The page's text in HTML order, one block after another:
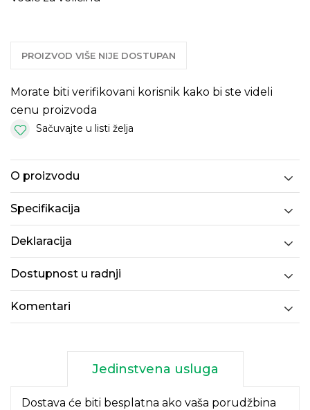
PROIZVOD VIŠE NIJE DOSTUPAN
Morate biti verifikovani korisnik kako bi ste videli
cenu proizvoda
Sačuvajte u listi želja
O proizvodu
Specifikacija
Deklaracija
Dostupnost u radnji
Komentari
Jedinstvena usluga
Dostava će biti besplatna ako vaša porudžbina